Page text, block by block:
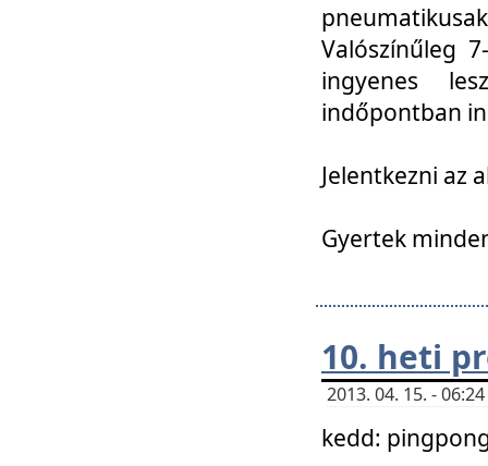
Valószínűleg
ingyenes
indőpontban
Jelentkezni az
Gyertek
10. heti
2013. 04. 15. -
kedd: